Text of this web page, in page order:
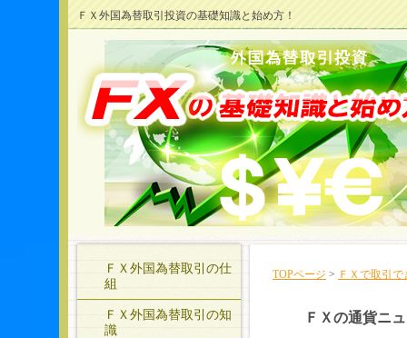
ＦＸ外国為替取引投資の基礎知識と始め方！
TOPページ > ＦＸで取引で
ＦＸの通貨ニ
ＦＸ外国為替取引の仕
組
ＦＸ外国為替取引の知
識